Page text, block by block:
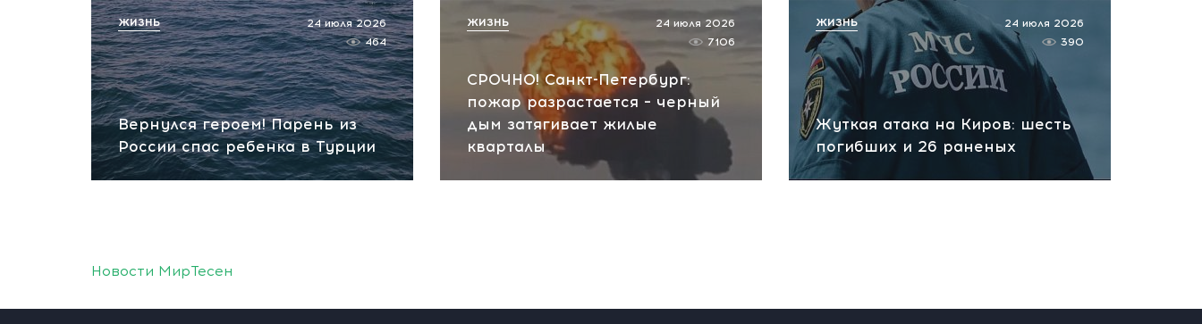
России! Сенсационное
заявление хакеров
вчера, 10:07
Вернулся героем! Парень из
России спас ребенка в Турции
24 июля 2026
464
ЖИЗНЬ
СРОЧНО! Санкт-Петербург:
пожар разрастается – черный
дым затягивает жилые
кварталы
24 июля 2026
7106
ЖИЗНЬ
Жуткая атака на Киров: шесть
погибших и 26 раненых
24 июля 2026
390
ЖИЗНЬ
Новости МирТесен